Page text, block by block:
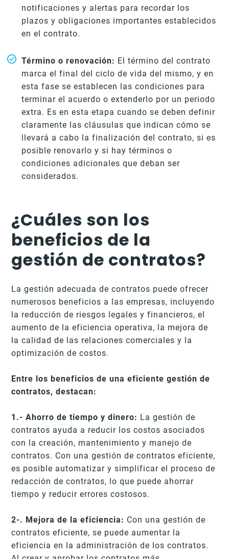
notificaciones y alertas para recordar los
plazos y obligaciones importantes establecidos
en el contrato.
Término o renovación: El término del contrato
marca el final del ciclo de vida del mismo, y en
esta fase se establecen las condiciones para
terminar el acuerdo o extenderlo por un periodo
extra. Es en esta etapa cuando se deben definir
claramente las cláusulas que indican cómo se
llevará a cabo la finalización del contrato, si es
posible renovarlo y si hay términos o
condiciones adicionales que deban ser
considerados.
¿Cuáles son los
beneficios de la
gestión de contratos?
La gestión adecuada de contratos puede ofrecer
numerosos beneficios a las empresas, incluyendo
la reducción de riesgos legales y financieros, el
aumento de la eficiencia operativa, la mejora de
la calidad de las relaciones comerciales y la
optimización de costos.
Entre los beneficios de una eficiente gestión de
contratos, destacan:
1.- Ahorro de tiempo y dinero: La gestión de
contratos ayuda a reducir los costos asociados
con la creación, mantenimiento y manejo de
contratos. Con una gestión de contratos eficiente,
es posible automatizar y simplificar el proceso de
redacción de contratos, lo que puede ahorrar
tiempo y reducir errores costosos.
2-. Mejora de la eficiencia: Con una gestión de
contratos eficiente, se puede aumentar la
eficiencia en la administración de los contratos.